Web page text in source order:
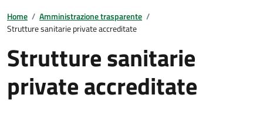
Home / Amministrazione trasparente /
Strutture sanitarie private accreditate
Strutture sanitarie
private accreditate